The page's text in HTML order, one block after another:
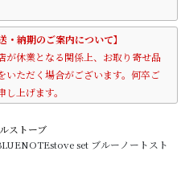
納期のご案内について】
が休業となる関係上、お取り寄せ品
いただく場合がございます。何卒ご
上げます。
ストーブ
set ブルーノートスト